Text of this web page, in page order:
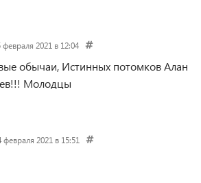
февраля 2021 в 12:04
обычаи, Истинных потомков Алан
Молодцы
февраля 2021 в 15:51